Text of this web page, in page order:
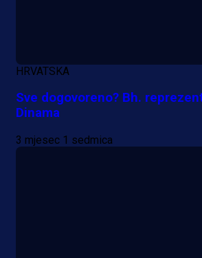
HRVATSKA
Sve dogovoreno? Bh.
Dinama
3 mjesec 1 sedmica